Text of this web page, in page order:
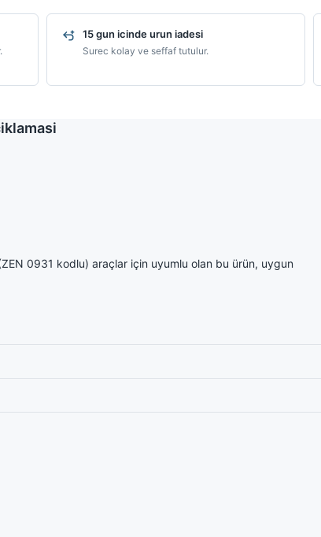
15 gun icinde urun iadesi
Surec kolay ve seffaf tutulur.
0931 kodlu) araçlar için uyumlu olan bu ürün, uygun